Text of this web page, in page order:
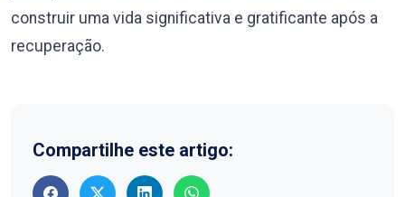
construir uma vida significativa e gratificante após a
recuperação.
Compartilhe este artigo: